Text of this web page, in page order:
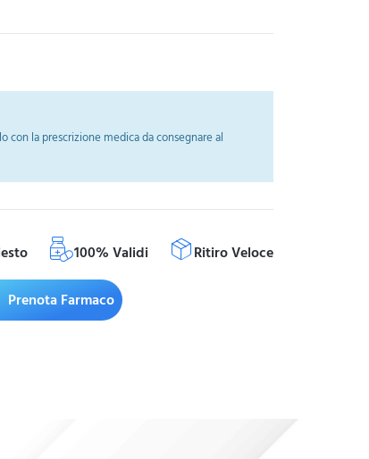
con la prescrizione medica da consegnare al
100% Validi Ritiro Veloce
Prenota Farmaco